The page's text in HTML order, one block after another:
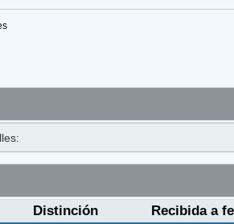
Distinción Recibida a